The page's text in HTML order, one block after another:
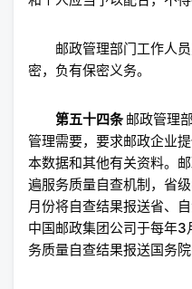
邮政管理部门工作人员
密，负有保密义务。
第五十四条邮政管理
管理需要，要求邮政企业
本数据和其他有关资料。
遍服务质量自查机制，省
月份将自查结果报送省、
中国邮政集团公司于每年
务质量自查结果报送国务院